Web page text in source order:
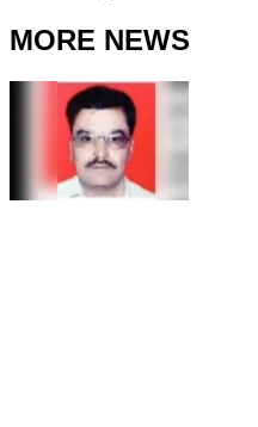
MORE NEWS